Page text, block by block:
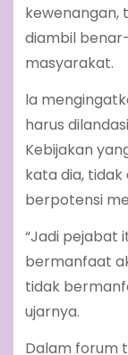
kewenangan,
diambil
masyarakat.
la
harus
Kebijakan
kata dia,
berpotensi
“Jadi pejabat
bermanfaat
tidak
ujarnya.
Dalam forum